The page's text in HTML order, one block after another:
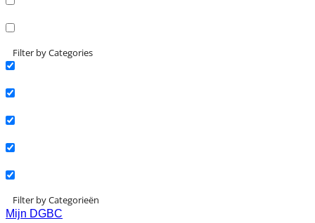
Filter by Categories
Filter by Categorieën
Mijn DGBC